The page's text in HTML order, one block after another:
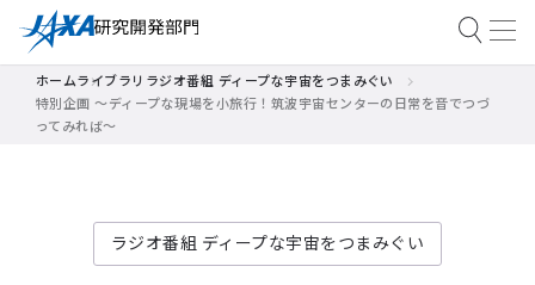
ホームライブラリ ラジオ番組 ディープな宇宙をつまみぐい
特別企画 ～ディープな現場を小旅行！筑波宇宙センターの日常を音でつづ
ってみれば～
ラジオ番組 ディープな宇宙をつまみぐい